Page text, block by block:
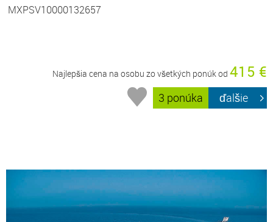
MXPSV10000132657
Najlepšia cena na osobu zo všetkých ponúk od 415 €
3 ponúka ďalšie